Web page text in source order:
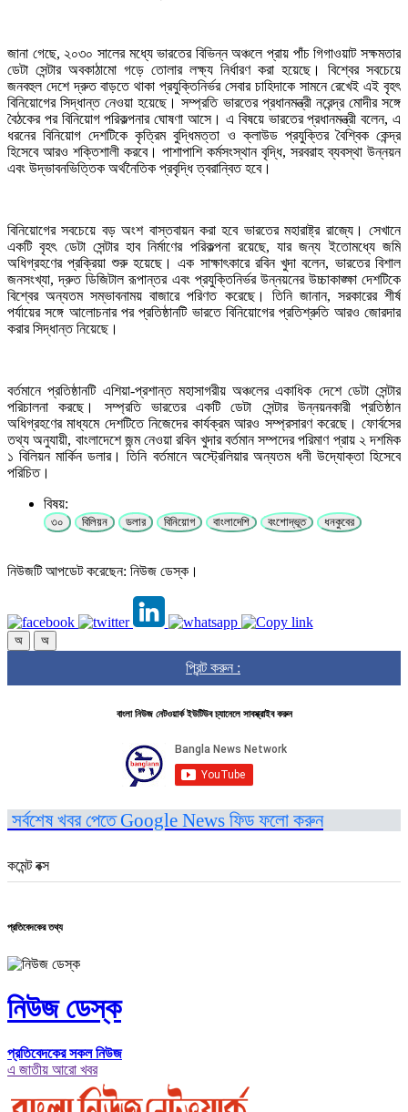
জানা গেছে, ২০৩০ সালের মধ্যে ভারতের বিভিন্ন অঞ্চলে প্রায় পাঁচ গিগাওয়াট সক্ষমতার
ডেটা সেন্টার অবকাঠামো গড়ে তোলার লক্ষ্য নির্ধারণ করা হয়েছে। বিশ্বের সবচেয়ে
জনবহুল দেশে দ্রুত বাড়তে থাকা প্রযুক্তিনির্ভর সেবার চাহিদাকে সামনে রেখেই এই বৃহৎ
বিনিয়োগের সিদ্ধান্ত নেওয়া হয়েছে। সম্প্রতি ভারতের প্রধানমন্ত্রী নরেন্দ্র মোদীর সঙ্গে
বৈঠকের পর বিনিয়োগ পরিকল্পনার ঘোষণা আসে। এ বিষয়ে ভারতের প্রধানমন্ত্রী বলেন, এ
ধরনের বিনিয়োগ দেশটিকে কৃত্রিম বুদ্ধিমত্তা ও ক্লাউড প্রযুক্তির বৈশ্বিক কেন্দ্র
হিসেবে আরও শক্তিশালী করবে। পাশাপাশি কর্মসংস্থান বৃদ্ধি, সরবরাহ ব্যবস্থা উন্নয়ন
এবং উদ্ভাবনভিত্তিক অর্থনৈতিক প্রবৃদ্ধি ত্বরান্বিত হবে।
বিনিয়োগের সবচেয়ে বড় অংশ বাস্তবায়ন করা হবে ভারতের মহারাষ্ট্র রাজ্যে। সেখানে
একটি বৃহৎ ডেটা সেন্টার হাব নির্মাণের পরিকল্পনা রয়েছে, যার জন্য ইতোমধ্যে জমি
অধিগ্রহণের প্রক্রিয়া শুরু হয়েছে। এক সাক্ষাৎকারে রবিন খুদা বলেন, ভারতের বিশাল
জনসংখ্যা, দ্রুত ডিজিটাল রূপান্তর এবং প্রযুক্তিনির্ভর উন্নয়নের উচ্চাকাঙ্ক্ষা দেশটিকে
বিশ্বের অন্যতম সম্ভাবনাময় বাজারে পরিণত করেছে। তিনি জানান, সরকারের শীর্ষ
পর্যায়ের সঙ্গে আলোচনার পর প্রতিষ্ঠানটি ভারতে বিনিয়োগের প্রতিশ্রুতি আরও জোরদার
করার সিদ্ধান্ত নিয়েছে।
বর্তমানে প্রতিষ্ঠানটি এশিয়া-প্রশান্ত মহাসাগরীয় অঞ্চলের একাধিক দেশে ডেটা সেন্টার
পরিচালনা করছে। সম্প্রতি ভারতের একটি ডেটা সেন্টার উন্নয়নকারী প্রতিষ্ঠান
অধিগ্রহণের মাধ্যমে দেশটিতে নিজেদের কার্যক্রম আরও সম্প্রসারণ করেছে। ফোর্বসের
তথ্য অনুযায়ী, বাংলাদেশে জন্ম নেওয়া রবিন খুদার বর্তমান সম্পদের পরিমাণ প্রায় ২ দশমিক
১ বিলিয়ন মার্কিন ডলার। তিনি বর্তমানে অস্ট্রেলিয়ার অন্যতম ধনী উদ্যোক্তা হিসেবে
পরিচিত।
বিষয়:
৩০ বিলিয়ন ডলার বিনিয়োগ বাংলাদেশি বংশোদ্ভূত ধনকুবের
নিউজটি আপডেট করেছেন: নিউজ ডেস্ক।
অ অ
প্রিন্ট করুন :
বাংলা নিউজ নেটওয়ার্ক ইউটিউব চ্যানেলে সাবস্ক্রাইব করুন
সর্বশেষ খবর পেতে Google News ফিড ফলো করুন
কমেন্ট বক্স
প্রতিবেদকের তথ্য
নিউজ ডেস্ক
প্রতিবেদকের সকল নিউজ
এ জাতীয় আরো খবর